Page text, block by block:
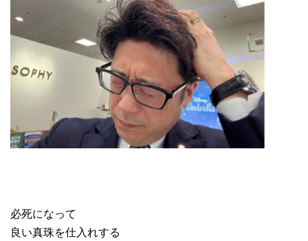
必死になって
良い真珠を仕入れする